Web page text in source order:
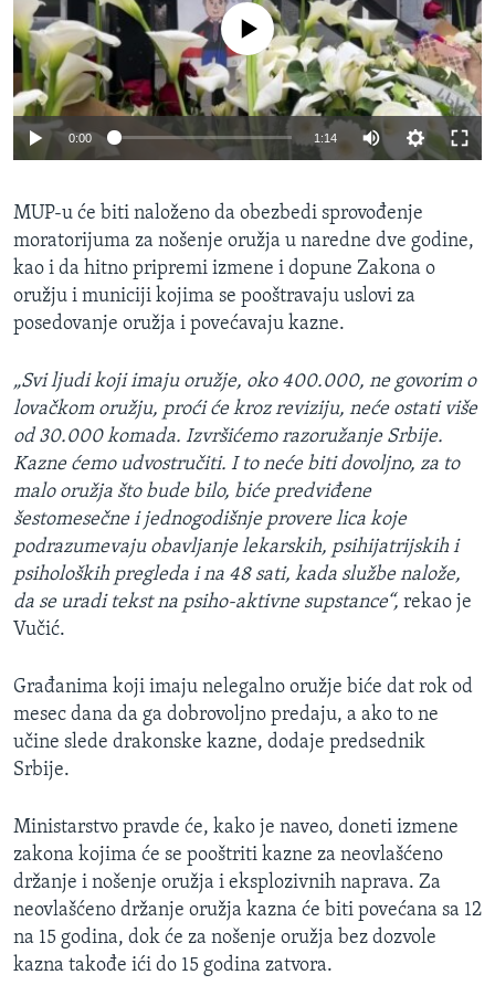
No media source currently available
0:00 1:14
MUP-u će biti naloženo da obezbedi sprovođenje
moratorijuma za nošenje oružja u naredne dve godine,
kao i da hitno pripremi izmene i dopune Zakona o
oružju i municiji kojima se pooštravaju uslovi za
posedovanje oružja i povećavaju kazne.
„Svi ljudi koji imaju oružje, oko 400.000, ne govorim o
lovačkom oružju, proći će kroz reviziju, neće ostati više
od 30.000 komada. Izvršićemo razoružanje Srbije.
Kazne ćemo udvostručiti. I to neće biti dovoljno, za to
malo oružja što bude bilo, biće predviđene
šestomesečne i jednogodišnje provere lica koje
podrazumevaju obavljanje lekarskih, psihijatrijskih i
psiholoških pregleda i na 48 sati, kada službe nalože,
da se uradi tekst na psiho-aktivne supstance“, rekao je
Vučić.
Građanima koji imaju nelegalno oružje biće dat rok od
mesec dana da ga dobrovoljno predaju, a ako to ne
učine slede drakonske kazne, dodaje predsednik
Srbije.
Ministarstvo pravde će, kako je naveo, doneti izmene
zakona kojima će se pooštriti kazne za neovlašćeno
držanje i nošenje oružja i eksplozivnih naprava. Za
neovlašćeno držanje oružja kazna će biti povećana sa 12
na 15 godina, dok će za nošenje oružja bez dozvole
kazna takođe ići do 15 godina zatvora.